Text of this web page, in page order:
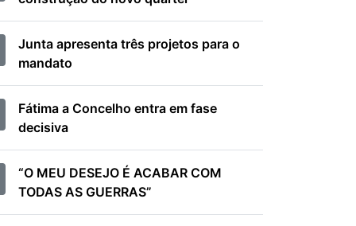
Junta apresenta três projetos para o
mandato
Fátima a Concelho entra em fase
decisiva
“O MEU DESEJO É ACABAR COM
TODAS AS GUERRAS”